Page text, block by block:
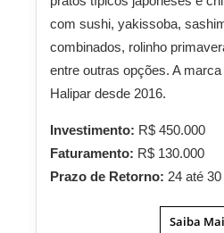
com sushi, yakissoba,
combinados, rolinho
entre outras opções. A
Halipar desde 2016.
Investimento: R$ 450.000
Faturamento: R$ 130.000
Prazo de Retorno: 24 até
Saiba